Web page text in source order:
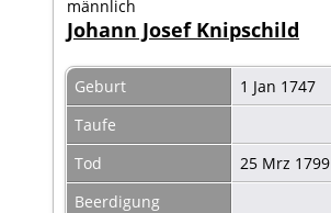
männlich
Johann Josef Knipschild
Geburt 1 Jan 1747
Taufe
Tod
25 Mrz 1799
Beerdigung